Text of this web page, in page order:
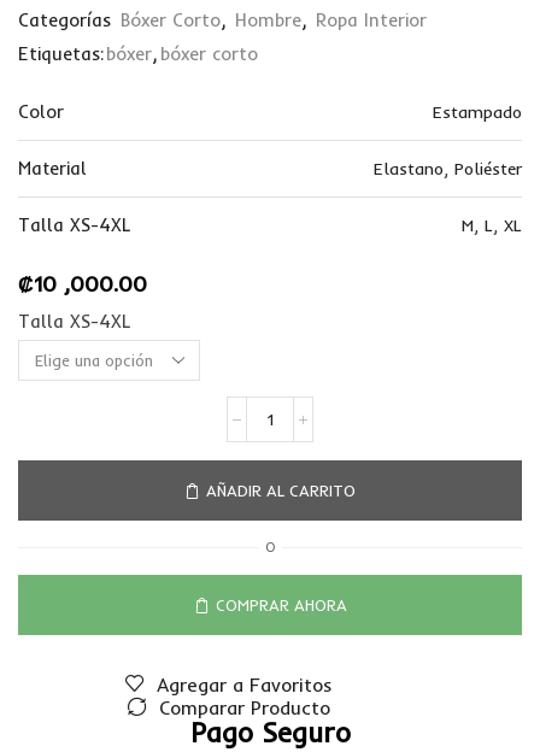
Categorías Bóxer Corto, Hombre, Ropa Interior
Etiquetas:bóxer, bóxer corto
Color Estampado
Material Elastano, Poliéster
Talla XS-4XL M, L, XL
₡10 ,000.00
Talla XS-4XL
AÑADIR AL CARRITO
O
COMPRAR AHORA
Agregar a Favoritos
Comparar Producto
Pago Seguro